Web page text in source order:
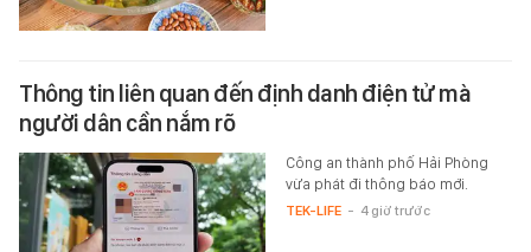
Thông tin liên quan đến định danh điện tử mà
người dân cần nắm rõ
Công an thành phố Hải Phòng
vừa phát đi thông báo mới.
TEK-LIFE - 4 giờ trước